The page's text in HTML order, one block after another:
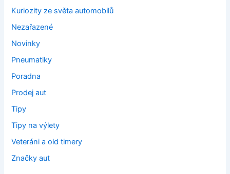
Kuriozity ze světa automobilů
Nezařazené
Novinky
Pneumatiky
Poradna
Prodej aut
Tipy
Tipy na výlety
Veteráni a old timery
Značky aut